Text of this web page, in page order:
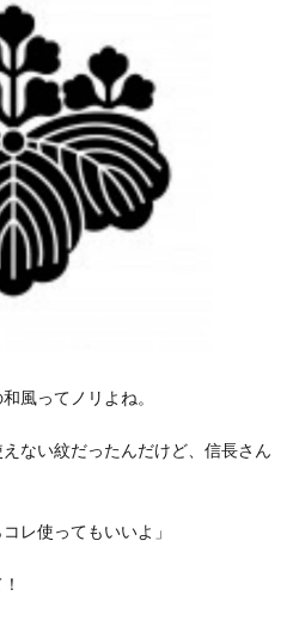
風ってノリよね。
ない紋だったんだけど、信長さん
レ使ってもいいよ」